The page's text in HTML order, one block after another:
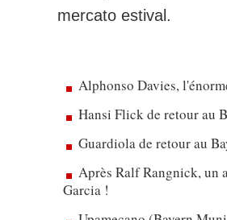
mercato estival.
Alphonso Davies,
Hansi Flick de retour au
Guardiola de retour au
Après Ralf Rangnick, un
Garcia !